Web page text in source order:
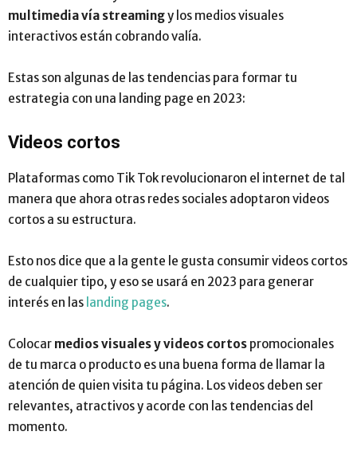
multimedia vía streamingy los medios visuales
interactivos están cobrando valía.
Estas son algunas de las tendencias para formar tu
estrategia con una landing page en 2023:
Videos cortos
Plataformas como Tik Tok revolucionaron el internet de tal
manera que ahora otras redes sociales adoptaron videos
cortos a su estructura.
Esto nos dice que a la gente le gusta consumir videos cortos
de cualquier tipo, y eso se usará en 2023 para generar
interés en las landing pages.
Colocar medios visuales y videos cortos promocionales
de tu marca o producto es una buena forma de llamar la
atención de quien visita tu página. Los videos deben ser
relevantes, atractivos y acorde con las tendencias del
momento.